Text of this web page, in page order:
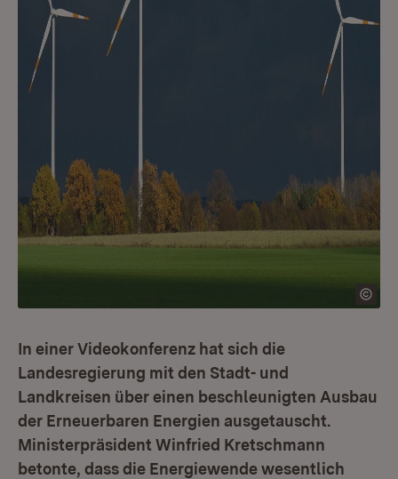
In einer Videokonferenz hat sich die
Landesregierung mit den Stadt- und
Landkreisen über einen beschleunigten Ausbau
der Erneuerbaren Energien ausgetauscht.
Ministerpräsident Winfried Kretschmann
betonte, dass die Energiewende wesentlich